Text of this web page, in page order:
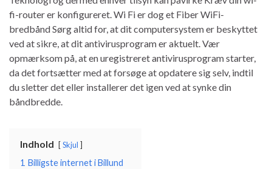
fi-router er konfigureret. Wi Fi er dog et Fiber WiFi-
bredbånd Sørg altid for, at dit computersystem er beskyttet
ved at sikre, at dit antivirusprogram er aktuelt. Vær
opmærksom på, at en uregistreret antivirusprogram starter,
da det fortsætter med at forsøge at opdatere sig selv, indtil
du sletter det eller installerer det igen ved at synke din
båndbredde.
Indhold Skjul
1 Billigste internet i Billund